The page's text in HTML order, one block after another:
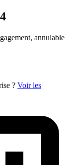
annulable
? Voir les